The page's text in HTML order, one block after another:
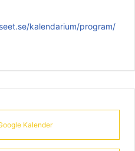
kalendarium/program/
Kalender